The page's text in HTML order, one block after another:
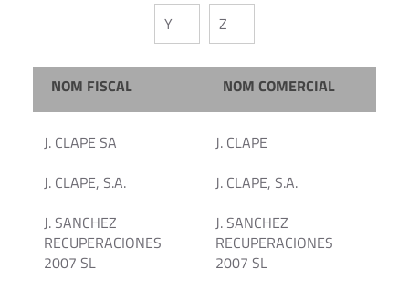
Y Z
NOM FISCAL NOM COMERCIAL
J. CLAPE SA
J. CLAPE
J. CLAPE, S.A.
J. CLAPE, S.A.
J. SANCHEZ
RECUPERACIONES
2007 SL
J. SANCHEZ
RECUPERACIONES
2007 SL